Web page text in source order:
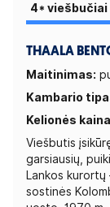
4* viešbučiai
THAALA
Maitinimas:
Kambario
Kelionės
Viešbutis
garsiausių,
Lankos
sostinės